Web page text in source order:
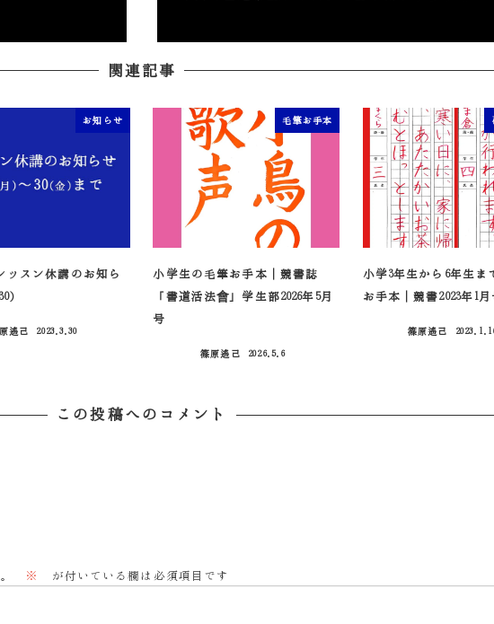
関連記事
お知らせ
ッスン休講のお知ら
）
遙己
2023.3.30
毛筆お手本
小学生の毛筆お手本｜競書誌
「書道活法會」学生部2026年5月
号
篠原遙己
2026.5.6
小学3年生から6年生ま
お手本｜競書2023年1月
篠原遙己
この投稿へのコメント
※ が付いている欄は必須項目です